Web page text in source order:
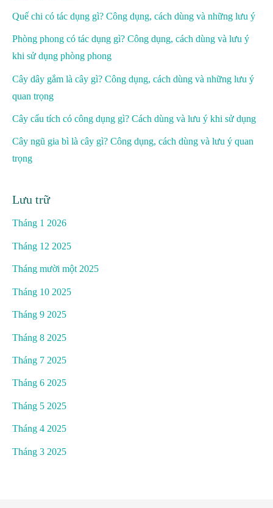
Quế chi có tác dụng gì? Công dụng, cách dùng và những lưu ý
Phòng phong có tác dụng gì? Công dụng, cách dùng và lưu ý
khi sử dụng phòng phong
Cây dây gắm là cây gì? Công dụng, cách dùng và những lưu ý
quan trọng
Cây cẩu tích có công dụng gì? Cách dùng và lưu ý khi sử dụng
Cây ngũ gia bì là cây gì? Công dụng, cách dùng và lưu ý quan
trọng
Lưu trữ
Tháng 1 2026
Tháng 12 2025
Tháng mười một 2025
Tháng 10 2025
Tháng 9 2025
Tháng 8 2025
Tháng 7 2025
Tháng 6 2025
Tháng 5 2025
Tháng 4 2025
Tháng 3 2025